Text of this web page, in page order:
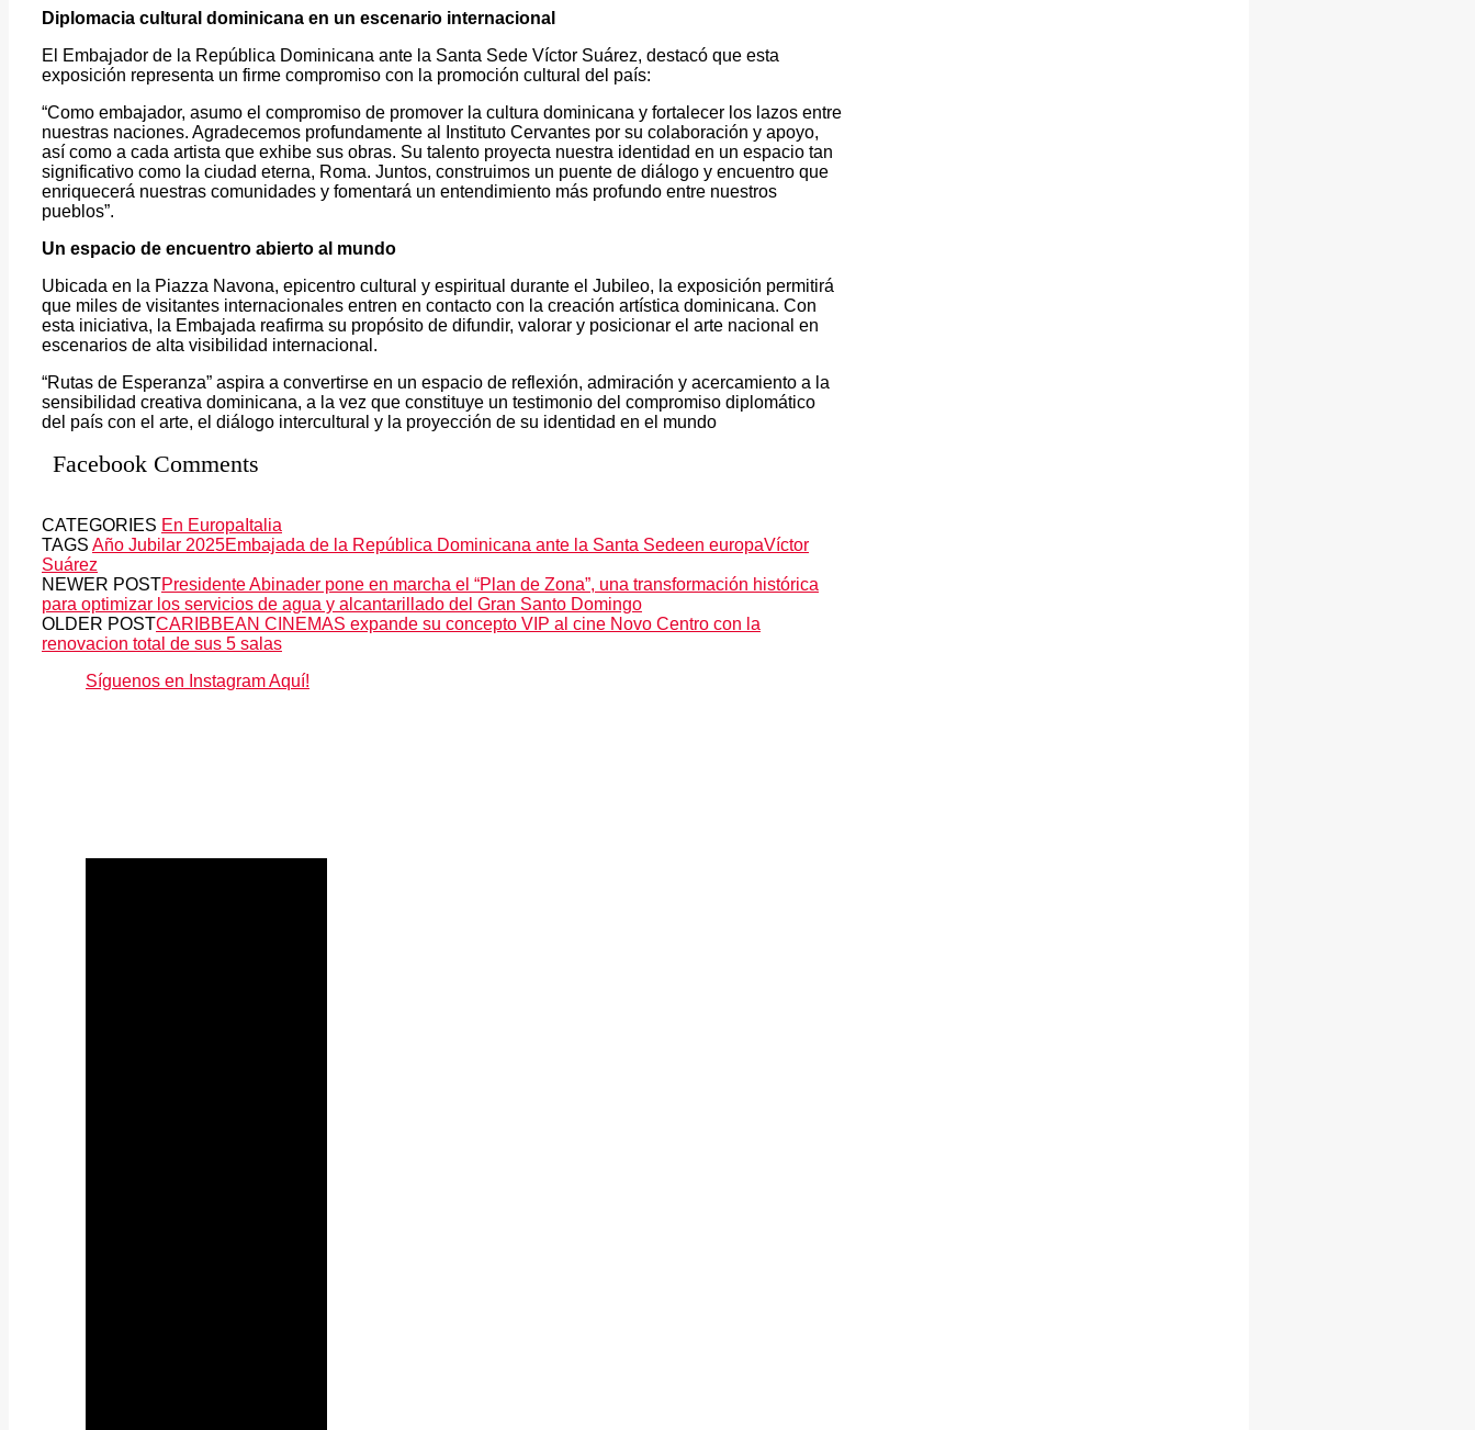
Diplomacia cultural dominicana en un escenario internacional
El Embajador de la República Dominicana ante la Santa Sede Víctor Suárez, destacó que esta
exposición representa un firme compromiso con la promoción cultural del país:
“Como embajador, asumo el compromiso de promover la cultura dominicana y fortalecer los lazos entre
nuestras naciones. Agradecemos profundamente al Instituto Cervantes por su colaboración y apoyo,
así como a cada artista que exhibe sus obras. Su talento proyecta nuestra identidad en un espacio tan
significativo como la ciudad eterna, Roma. Juntos, construimos un puente de diálogo y encuentro que
enriquecerá nuestras comunidades y fomentará un entendimiento más profundo entre nuestros
pueblos”.
Un espacio de encuentro abierto al mundo
Ubicada en la Piazza Navona, epicentro cultural y espiritual durante el Jubileo, la exposición permitirá
que miles de visitantes internacionales entren en contacto con la creación artística dominicana. Con
esta iniciativa, la Embajada reafirma su propósito de difundir, valorar y posicionar el arte nacional en
escenarios de alta visibilidad internacional.
“Rutas de Esperanza” aspira a convertirse en un espacio de reflexión, admiración y acercamiento a la
sensibilidad creativa dominicana, a la vez que constituye un testimonio del compromiso diplomático
del país con el arte, el diálogo intercultural y la proyección de su identidad en el mundo
Facebook Comments
CATEGORIES En Europa Italia
TAGS Año Jubilar 2025Embajada de la República Dominicana ante la Santa Sedeen europaVíctor
Suárez
NEWER POSTPresidente Abinader pone en marcha el “Plan de Zona”, una transformación histórica
para optimizar los servicios de agua y alcantarillado del Gran Santo Domingo
OLDER POSTCARIBBEAN CINEMAS expande su concepto VIP al cine Novo Centro con la
renovacion total de sus 5 salas
Síguenos en Instagram Aquí!